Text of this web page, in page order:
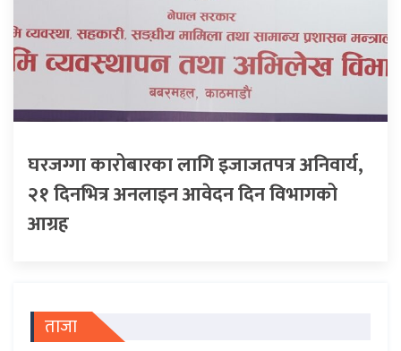
घरजग्गा कारोबारका लागि इजाजतपत्र अनिवार्य,
२१ दिनभित्र अनलाइन आवेदन दिन विभागको
आग्रह
ताजा